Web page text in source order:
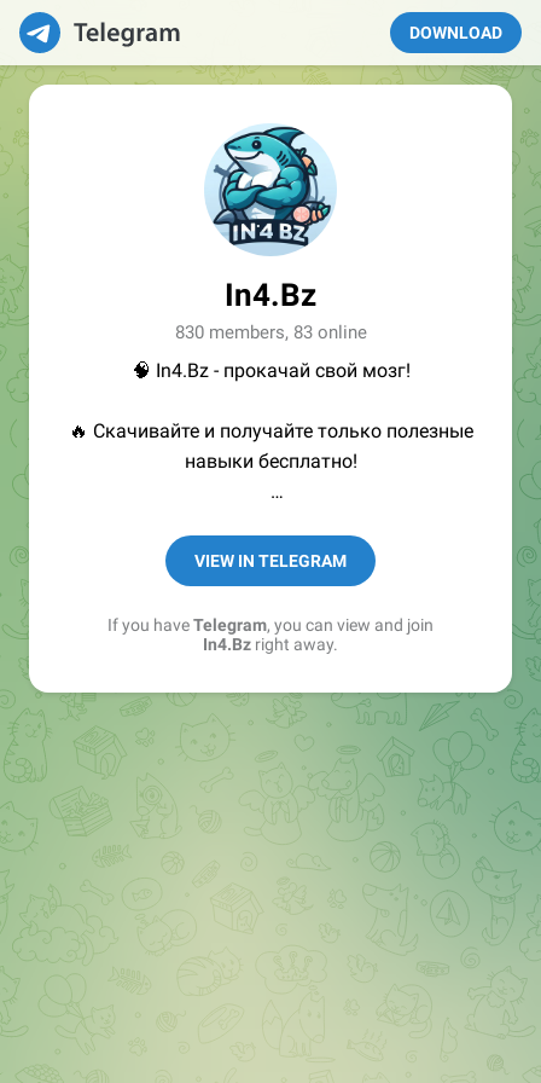
DOWNLOAD
In4.Bz
830 members, 83 online
🧠 In4.Bz - прокачай свой мозг!
🔥 Скачивайте и получайте только полезные
навыки бесплатно!
➖ in4.bz/
➖ https://t.me/in4bz
➖ twitter.com/bz_in4
➖ https://t.me/in4news
VIEW IN TELEGRAM
If you haveTelegram, you can view and join
In4.Bz right away.